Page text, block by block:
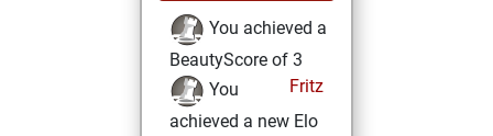
You achieved a
BeautyScore of 3
Fritz
You
achieved a new Elo